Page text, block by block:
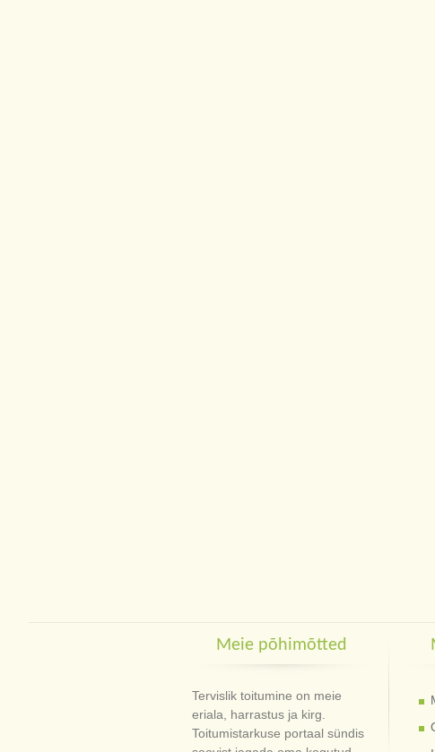
Meie põhimõtted
Tervislik toitumine on meie
eriala, harrastus ja kirg.
Toitumistarkuse portaal sündis